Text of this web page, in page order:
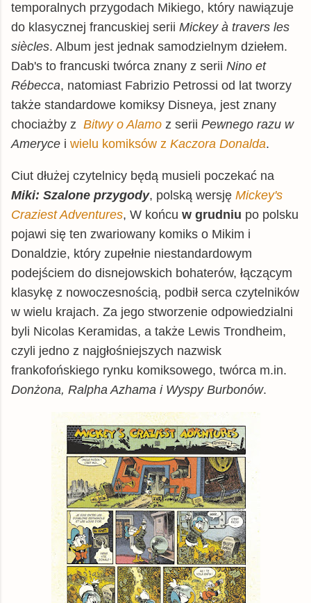
temporalnych przygodach Mikiego, który nawiązuje
do klasycznej francuskiej serii Mickey à travers les
siècles. Album jest jednak samodzielnym dziełem.
Dab's to francuski twórca znany z serii Nino et
Rébecca, natomiast Fabrizio Petrossi od lat tworzy
także standardowe komiksy Disneya, jest znany
chociażby z Bitwy o Alamo z serii Pewnego razu w
Ameryce i wielu komiksów z Kaczora Donalda.
Ciut dłużej czytelnicy będą musieli poczekać na
Miki: Szalone przygody, polską wersję Mickey's
Craziest Adventures, W końcu w grudniu po polsku
pojawi się ten zwariowany komiks o Mikim i
Donaldzie, który zupełnie niestandardowym
podejściem do disnejowskich bohaterów, łączącym
klasykę z nowoczesnością, podbił serca czytelników
w wielu krajach. Za jego stworzenie odpowiedzialni
byli Nicolas Keramidas, a także Lewis Trondheim,
czyli jedno z najgłośniejszych nazwisk
frankofońskiego rynku komiksowego, twórca m.in.
Donżona, Ralpha Azhama i Wyspy Burbonów.